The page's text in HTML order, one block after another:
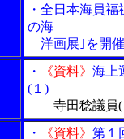
・全日本海員
の海
洋画展｣を開催
・ 《資料》 海上
(１)
寺田稔議員
・ 《資料》 第１